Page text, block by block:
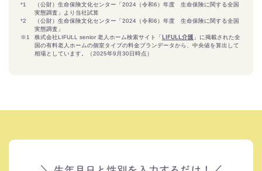
*1 （公財）生命保険文化センター「2024（令和6）年度 生命保険に関する全国
実態調査」より当社試算
*2 （公財）生命保険文化センター「2024（令和6）年度 生命保険に関する全国
実態調査」
※1 株式会社LIFULL senior 老人ホーム検索サイト「 LIFULL介護 」に掲載された全
国の有料老人ホームの個室タイプの料金プランデータから、中央値を算出して
相場としています。（2025年9月30日時点）